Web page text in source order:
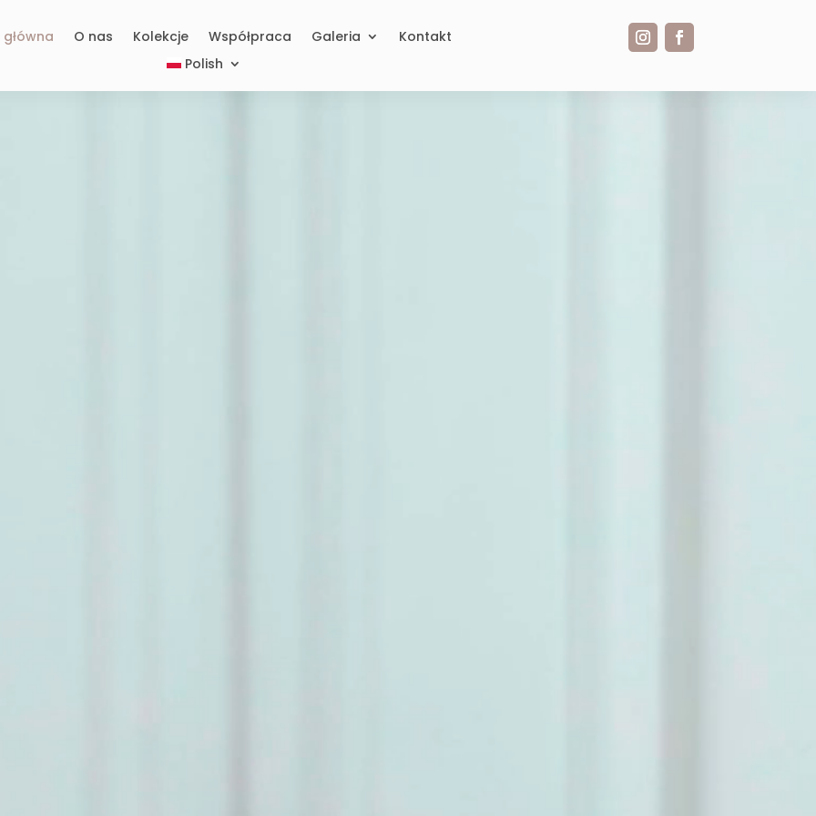
O nas Kolekcje Współpraca Galeria
Kontakt
Polish